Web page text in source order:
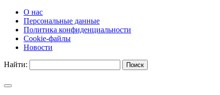
О нас
Персональные данные
Политика конфиденциальности
Cookie-файлы
Новости
Найти: